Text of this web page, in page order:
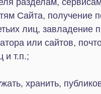
меры по охране и защите
частной информации, в том
Администратор не
полную безопасность
в телекоммуникационной сети
а также достоверность
информация,